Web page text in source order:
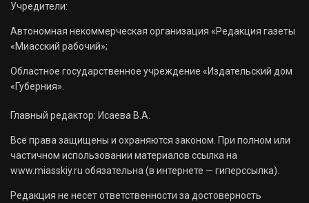
Учредители:
Автономная некоммерческая организация «Редакция газеты
«Миасский рабочий»;
Областное государственное учреждение «Издательский дом
«Губерния».
Главный редактор: Исаева В.А.
Все права защищены и охраняются законом. При полном или
частичном использовании материалов ссылка на
www.miasskiy.ru обязательна (в интернете — гиперссылка).
Редакция не несет ответственности за достоверность